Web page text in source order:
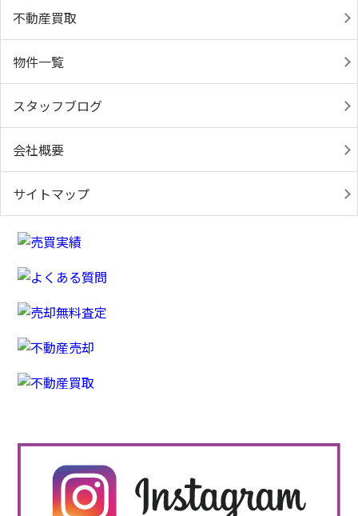
不動産買取
物件一覧
スタッフブログ
会社概要
サイトマップ